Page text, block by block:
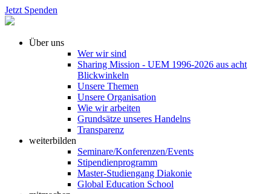
Jetzt Spenden
Über uns
Wer wir sind
Sharing Mission - UEM 1996-2026 aus acht
Blickwinkeln
Unsere Themen
Unsere Organisation
Wie wir arbeiten
Grundsätze unseres Handelns
Transparenz
weiterbilden
Seminare/Konferenzen/Events
Stipendienprogramm
Master-Studiengang Diakonie
Global Education School